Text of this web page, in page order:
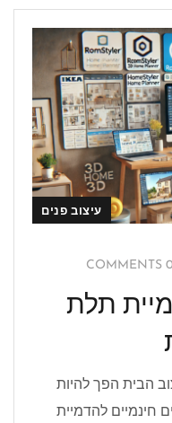
עיצוב פנים
0 COMMENTS
תלת
הבית הפך להיות
חינמיים להדמיית